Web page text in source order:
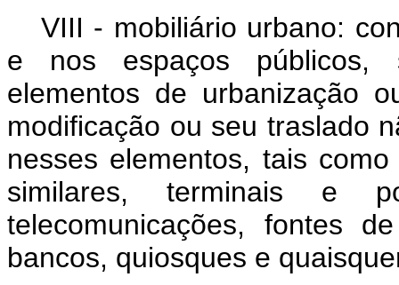
VIII - mobiliário urbano:
e nos espaços públicos,
elementos de urbanização
modificação ou seu traslado
nesses elementos, tais
similares, terminais e
telecomunicações, fontes
bancos, quiosques e